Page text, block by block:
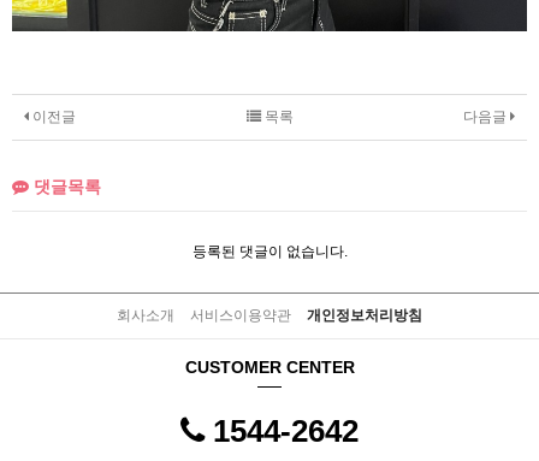
이전글 다음글
목록
댓글목록
등록된 댓글이 없습니다.
회사소개 서비스이용약관 개인정보처리방침
CUSTOMER CENTER
1544-2642